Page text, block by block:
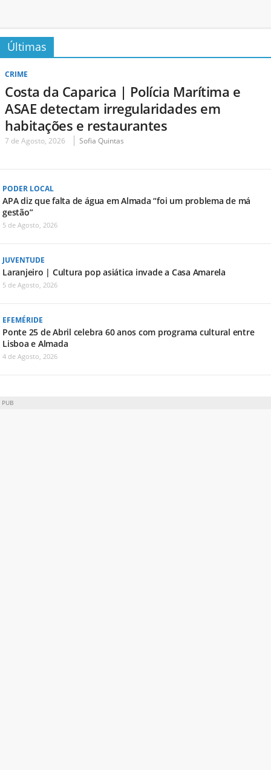
Últimas
CRIME
Costa da Caparica | Polícia Marítima e
ASAE detectam irregularidades em
habitações e restaurantes
7 de Agosto, 2026 Sofia Quintas
PODER LOCAL
APA diz que falta de água em Almada “foi um problema de má
gestão”
5 de Agosto, 2026
JUVENTUDE
Laranjeiro | Cultura pop asiática invade a Casa Amarela
5 de Agosto, 2026
EFEMÉRIDE
Ponte 25 de Abril celebra 60 anos com programa cultural entre
Lisboa e Almada
4 de Agosto, 2026
PUB